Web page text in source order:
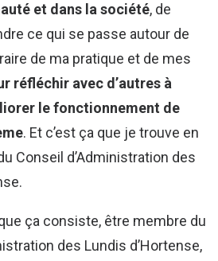
et dans la société, de
ce qui se passe autour de
de ma pratique et de mes
réfléchir avec d’autres à
le fonctionnement de
. Et c’est ça que je trouve en
Conseil d’Administration des
ça consiste, être membre du
des Lundis d’Hortense,